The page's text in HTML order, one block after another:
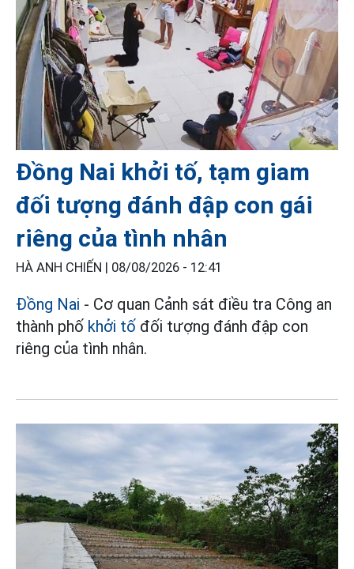
Đồng Nai khởi tố, tạm giam
đối tượng đánh đập con gái
riêng của tình nhân
HÀ ANH CHIẾN | 08/08/2026 - 12:41
Đồng Nai - Cơ quan Cảnh sát điều tra Công an
thành phố khởi tố đối tượng đánh đập con
riêng của tình nhân.